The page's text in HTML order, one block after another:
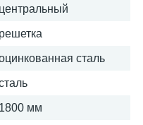
центральный
решетка
сталь
1800 мм